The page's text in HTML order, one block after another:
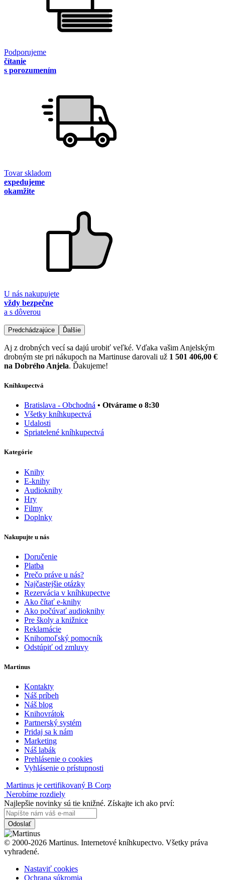
Podporujeme
čítanie
s porozumením
Tovar skladom
expedujeme
okamžite
U nás nakupujete
vždy bezpečne
a s dôverou
Predchádzajúce Ďalšie
Aj z drobných vecí sa dajú urobiť veľké. Vďaka vašim Anjelským
drobným ste pri nákupoch na Martinuse darovali už 1 501 406,00 €
na Dobrého Anjela. Ďakujeme!
Kníhkupectvá
Bratislava - Obchodná • Otvárame o 8:30
Všetky kníhkupectvá
Udalosti
Spriatelené kníhkupectvá
Kategórie
Knihy
E-knihy
Audioknihy
Hry
Filmy
Doplnky
Nakupujte u nás
Doručenie
Platba
Prečo práve u nás?
Najčastejšie otázky
Rezervácia v kníhkupectve
Ako čítať e-knihy
Ako počúvať audioknihy
Pre školy a knižnice
Reklamácie
Knihomoľský pomocník
Odstúpiť od zmluvy
Martinus
Kontakty
Náš príbeh
Náš blog
Knihovrátok
Partnerský systém
Pridaj sa k nám
Marketing
Náš labák
Prehlásenie o cookies
Vyhlásenie o prístupnosti
Martinus je certifikovaný B Corp
Nerobíme rozdiely
Najlepšie novinky sú tie knižné. Získajte ich ako prví:
Odoslať
© 2000-2026 Martinus. Internetové kníhkupectvo. Všetky práva
vyhradené.
Nastaviť cookies
Ochrana súkromia